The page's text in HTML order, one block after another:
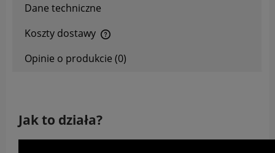
Dane techniczne
Koszty dostawy
Opinie o produkcie (0)
Jak to działa?